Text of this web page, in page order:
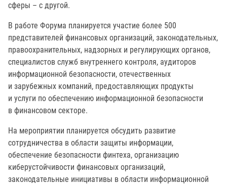
сферы – с другой.
В работе Форума планируется участие более 500
представителей финансовых организаций, законодательных,
правоохранительных, надзорных и регулирующих органов,
специалистов служб внутреннего контроля, аудиторов
информационной безопасности, отечественных
и зарубежных компаний, предоставляющих продукты
и услуги по обеспечению информационной безопасности
в финансовом секторе.
На мероприятии планируется обсудить развитие
сотрудничества в области защиты информации,
обеспечение безопасности финтеха, организацию
киберустойчивости финансовых организаций,
законодательные инициативы в области информационной